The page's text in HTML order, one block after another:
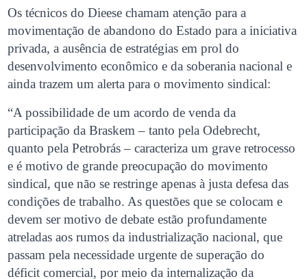
Os técnicos do Dieese chamam atenção para a
movimentação de abandono do Estado para a iniciativa
privada, a ausência de estratégias em prol do
desenvolvimento econômico e da soberania nacional e
ainda trazem um alerta para o movimento sindical:
“A possibilidade de um acordo de venda da
participação da Braskem – tanto pela Odebrecht,
quanto pela Petrobrás – caracteriza um grave retrocesso
e é motivo de grande preocupação do movimento
sindical, que não se restringe apenas à justa defesa das
condições de trabalho. As questões que se colocam e
devem ser motivo de debate estão profundamente
atreladas aos rumos da industrialização nacional, que
passam pela necessidade urgente de superação do
déficit comercial, por meio da internalização da